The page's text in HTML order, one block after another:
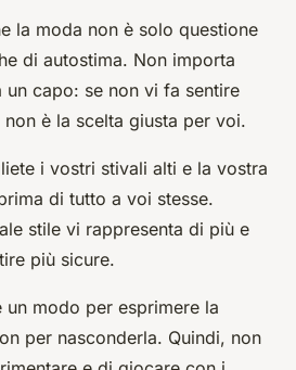
la moda non è solo questione
di autostima. Non importa
un capo: se non vi fa sentire
è la scelta giusta per voi.
i vostri stivali alti e la vostra
di tutto a voi stesse.
stile vi rappresenta di più e
più sicure.
un modo per esprimere la
per nasconderla. Quindi, non